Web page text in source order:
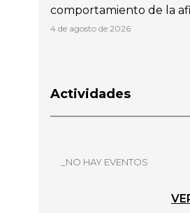
comportamiento de la
4 de agosto de 2026
Actividades
_NO HAY EVENTOS